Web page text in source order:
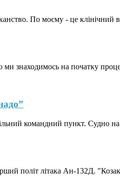
По моєму - це клінічний
ми знаходимось на початку
командний пункт. Судно на
політ літака Ан-132Д.